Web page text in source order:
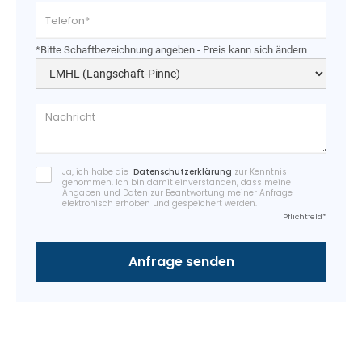
*Bitte Schaftbezeichnung angeben - Preis kann sich ändern
Ja, ich habe die Datenschutzerklärung zur Kenntnis
genommen. Ich bin damit einverstanden, dass meine
Angaben und Daten zur Beantwortung meiner Anfrage
elektronisch erhoben und gespeichert werden.
Pflichtfeld*